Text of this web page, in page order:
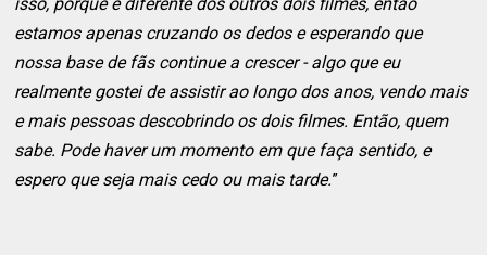
estamos apenas cruzando os dedos e esperando que
nossa base de fãs continue a crescer - algo que eu
realmente gostei de assistir ao longo dos anos, vendo mais
e mais pessoas descobrindo os dois filmes. Então, quem
sabe. Pode haver um momento em que faça sentido, e
espero que seja mais cedo ou mais tarde.”